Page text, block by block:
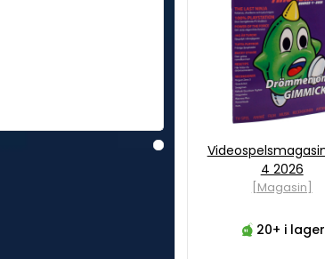
4 2026
[Magasin]
20+ i lager